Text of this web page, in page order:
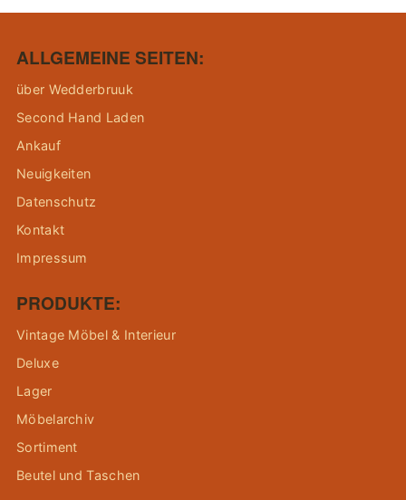
ALLGEMEINE SEITEN:
über Wedderbruuk
Second Hand Laden
Ankauf
Neuigkeiten
Datenschutz
Kontakt
Impressum
PRODUKTE:
Vintage Möbel & Interieur
Deluxe
Lager
Möbelarchiv
Sortiment
Beutel und Taschen